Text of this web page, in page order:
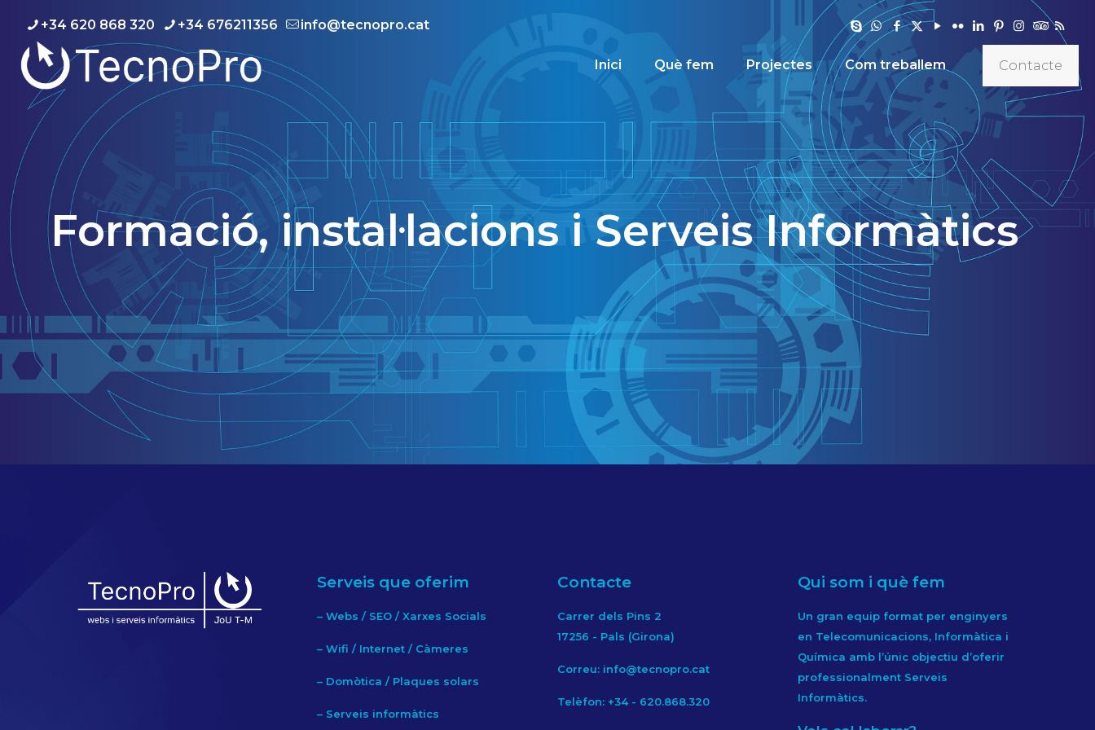
+34 620 868 320 +34 676211356 info@tecnopro.cat
Inici Què fem Projectes Com treballem Contacte
Formació, instal·lacions i Serveis Informàtics
Serveis que oferim
– Webs / SEO / Xarxes Socials
– Wifi / Internet / Càmeres
– Domòtica / Plaques solars
– Serveis informàtics
Contacte
Carrer dels Pins 2
17256 - Pals (Girona)
Correu: info@tecnopro.cat
Telèfon: +34 - 620.868.320
Qui som i què fem
Un gran equip format per enginyers
en Telecomunicacions, Informàtica i
Química amb l’únic objectiu d’oferir
professionalment Serveis
Informàtics.